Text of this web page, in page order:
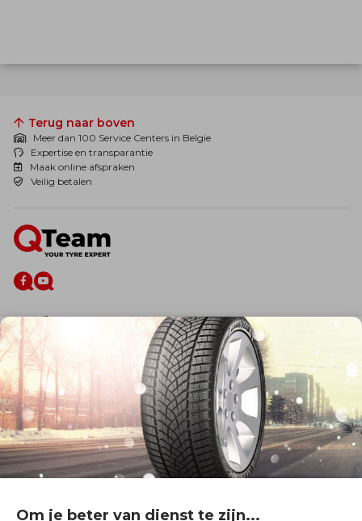
Om je beter van dienst te zijn...
Terug naar boven
Meer dan 100 Service Centers in Belgie
Expertise en transparantie
Maak online afspraken
Veilig betalen
De firma
Wie zijn wij?
Blog
Onze dienstverlening
Banden
Velgen
Diensten
Afspraak Maken
Informatie over
Professionele voertuigen
B2Bassistance